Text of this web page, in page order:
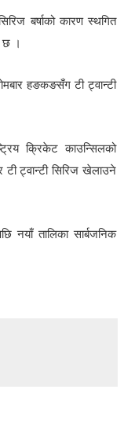
बर्षाको कारण स्थगित
छ ।
हङकङसँग टी ट्वान्टी
क्रिकेट काउन्सिलको
टी ट्वान्टी सिरिज खेलाउने
नयाँ तालिका सार्बजनिक